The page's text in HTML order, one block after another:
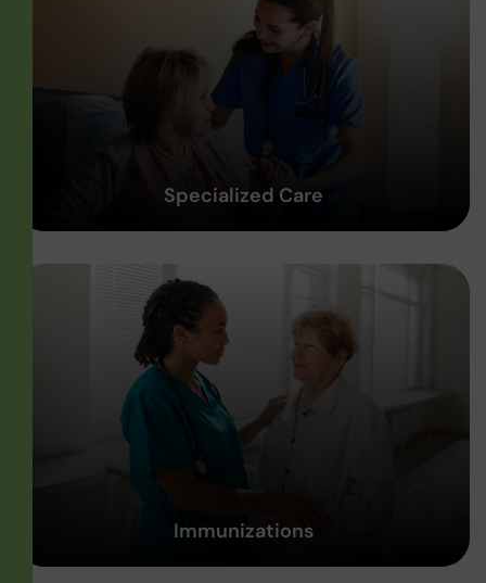
Specialized Care
Immunizations